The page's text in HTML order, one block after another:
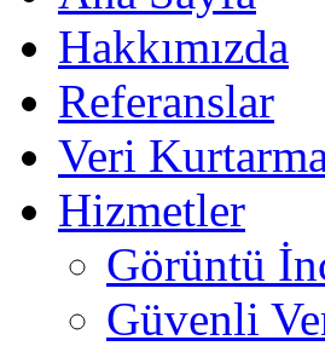
Hakkımızda
Referanslar
Veri
Hizmetler
Görüntü
Güvenli